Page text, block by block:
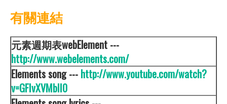
有關連結
元素週期表webElement ---
http://www.webelements.com/
Elements song --- http://www.youtube.com/watch?
v=GFIvXVMbII0